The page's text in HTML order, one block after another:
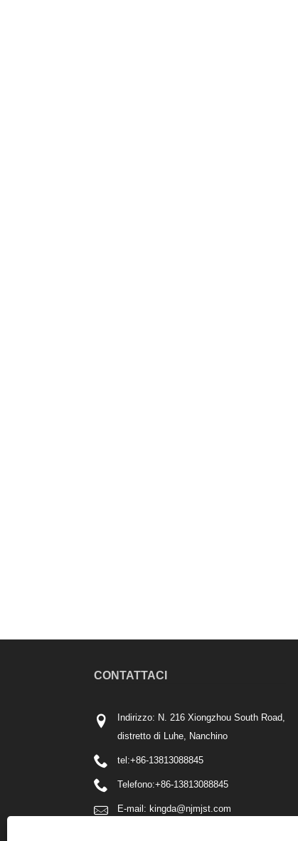
CONTATTACI
Indirizzo: N. 216 Xiongzhou South Road,
distretto di Luhe, Nanchino
tel:+86-13813088845
Telefono:+86-13813088845
E-mail: kingda@njmjst.com